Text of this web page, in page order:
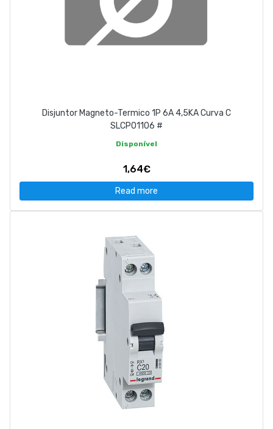
Disjuntor Magneto-Termico 1P 6A 4,5KA Curva C
SLCP01106 #
Disponível
1,64€
Read more